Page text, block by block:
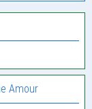
Amour